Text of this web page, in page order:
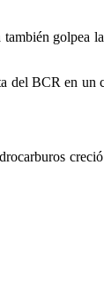
golpea
del BCR en un